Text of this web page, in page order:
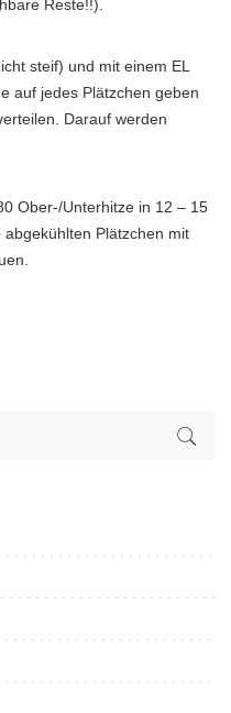
Reste!!).
steif) und mit einem EL
auf jedes Plätzchen geben
Darauf werden
Ober-/Unterhitze in 12 – 15
Plätzchen mit